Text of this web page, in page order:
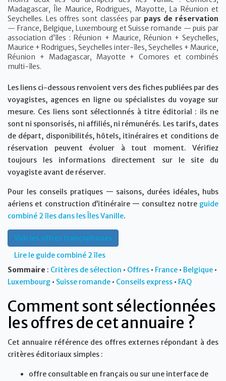
Madagascar, Île Maurice, Rodrigues, Mayotte, La Réunion et
Seychelles. Les offres sont classées par pays de réservation
— France, Belgique, Luxembourg et Suisse romande — puis par
association d’îles : Réunion + Maurice, Réunion + Seychelles,
Maurice + Rodrigues, Seychelles inter-îles, Seychelles + Maurice,
Réunion + Madagascar, Mayotte + Comores et combinés
multi-îles.
Les liens ci-dessous renvoient vers des fiches publiées par des
voyagistes, agences en ligne ou spécialistes du voyage sur
mesure. Ces liens sont sélectionnés à titre éditorial : ils ne
sont ni sponsorisés, ni affiliés, ni rémunérés. Les tarifs, dates
de départ, disponibilités, hôtels, itinéraires et conditions de
réservation peuvent évoluer à tout moment. Vérifiez
toujours les informations directement sur le site du
voyagiste avant de réserver.
Pour les conseils pratiques — saisons, durées idéales, hubs
aériens et construction d’itinéraire — consultez notre guide
combiné 2 îles dans les Îles Vanille.
Voir les offres francophones
Lire le guide combiné 2 îles
Sommaire : Critères de sélection • Offres • France • Belgique •
Luxembourg • Suisse romande • Conseils express • FAQ
Comment sont sélectionnées
les offres de cet annuaire ?
Cet annuaire référence des offres externes répondant à des
critères éditoriaux simples :
offre consultable en français ou sur une interface de